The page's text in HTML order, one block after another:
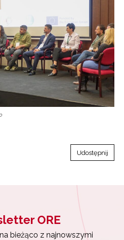
Udostępnij
ORE
bieżąco z najnowszymi